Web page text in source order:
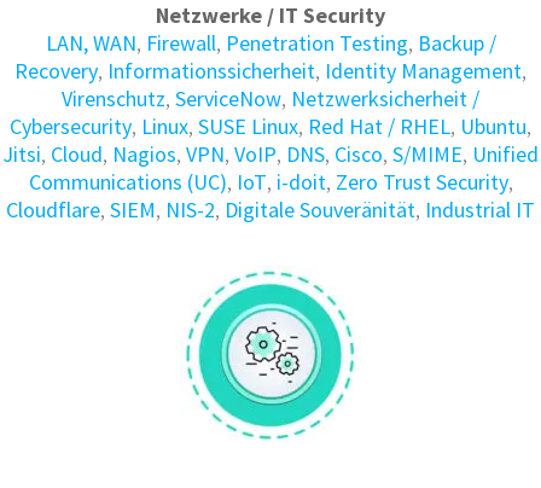
Netzwerke / IT Security
LAN, WAN, Firewall, Penetration Testing, Backup /
Recovery, Informations­sicherheit, Identity Manage­ment,
Virenschutz, ServiceNow, Netzwerksicherheit /
Cybersecurity, Linux, SUSE Linux, Red Hat / RHEL, Ubuntu,
Jitsi, Cloud, Nagios, VPN, VoIP, DNS, Cisco, S/MIME, Unified
Communications (UC), IoT, i-doit, Zero Trust Security,
Cloudflare, SIEM, NIS-2, Digitale Souveränität, Industrial IT